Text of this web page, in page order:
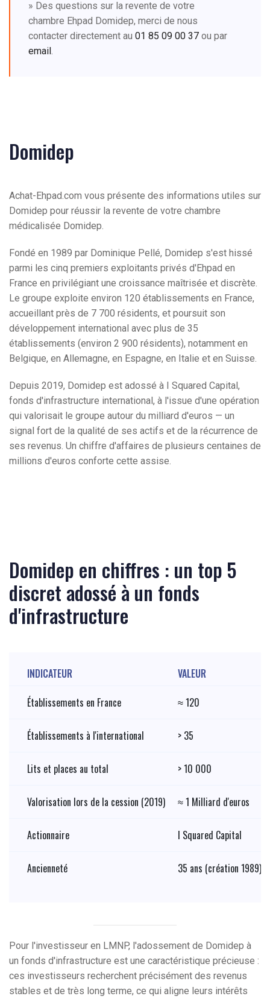
» Des questions sur la revente de votre
chambre Ehpad Domidep, merci de nous
contacter directement au 01 85 09 00 37 ou par
email.
Domidep
Achat-Ehpad.com vous présente des informations utiles sur
Domidep pour réussir la revente de votre chambre
médicalisée Domidep.
Fondé en 1989 par Dominique Pellé, Domidep s'est hissé
parmi les cinq premiers exploitants privés d'Ehpad en
France en privilégiant une croissance maîtrisée et discrète.
Le groupe exploite environ 120 établissements en France,
accueillant près de 7 700 résidents, et poursuit son
développement international avec plus de 35
établissements (environ 2 900 résidents), notamment en
Belgique, en Allemagne, en Espagne, en Italie et en Suisse.
Depuis 2019, Domidep est adossé à I Squared Capital,
fonds d'infrastructure international, à l'issue d'une opération
qui valorisait le groupe autour du milliard d'euros — un
signal fort de la qualité de ses actifs et de la récurrence de
ses revenus. Un chiffre d'affaires de plusieurs centaines de
millions d'euros conforte cette assise.
Domidep en chiffres : un top 5
discret adossé à un fonds
d'infrastructure
INDICATEUR
VALEUR
Établissements en France
≈ 120
Établissements à l'international > 35
Lits et places au total > 10 000
Valorisation lors de la cession (2019) ≈ 1 Milliard d'euros
Actionnaire I Squared Capital
Ancienneté 35 ans (création 1989)
Pour l'investisseur en LMNP, l'adossement de Domidep à
un fonds d'infrastructure est une caractéristique précieuse :
ces investisseurs recherchent précisément des revenus
stables et de très long terme, ce qui aligne leurs intérêts